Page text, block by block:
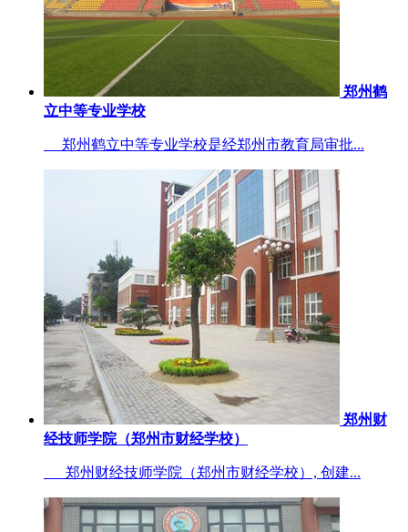
郑州鹤
立中等专业学校
郑州鹤立中等专业学校是经郑州市教育局审批...
郑州财
经技师学院（郑州市财经学校）
郑州财经技师学院（郑州市财经学校）, 创建...